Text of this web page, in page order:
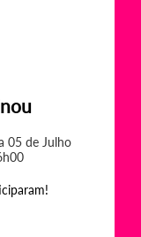
05 de Julho